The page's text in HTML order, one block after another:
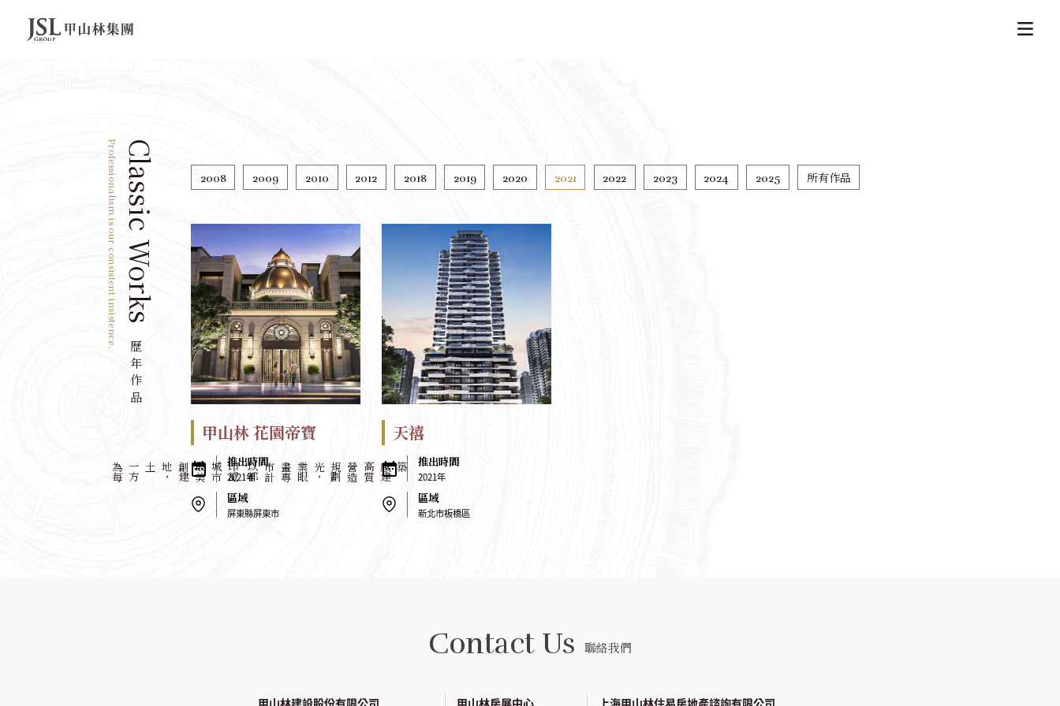
Professionalism is our consistent insistence.Classic Works
歷年作品
為
每
一
方
土地
，
創
建
最
美
城
市
印 記 以
都
市
計
畫
專
業
眼
光
，
規
劃
營
造
高
質
感
建 築
2008 2009 2010 2012 2018 2019 2020 2021 2022 2023 2024 2025 所有作品
甲山林 花園帝寶
2021年
屏東縣屏東市
天禧
2021年
新北市板橋區
Contact Us 聯絡我們
甲山林建設股份有限公司 甲山林房展中心 上海甲山林住易房地產諮詢有限公司